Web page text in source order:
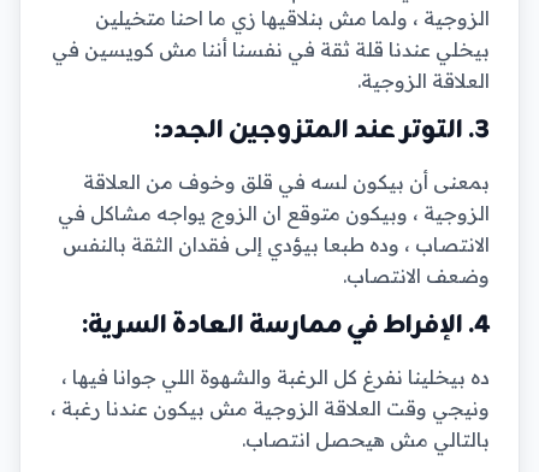
الزوجية ، ولما مش بنلاقيها زي ما احنا متخيلين
بيخلي عندنا قلة ثقة في نفسنا أننا مش كويسين في
العلاقة الزوجية.
3. التوتر عند المتزوجين الجدد:
بمعنى أن بيكون لسه في قلق وخوف من العلاقة
الزوجية ، وبيكون متوقع ان الزوج يواجه مشاكل في
الانتصاب ، وده طبعا بيؤدي إلى فقدان الثقة بالنفس
وضعف الانتصاب.
4. الإفراط في ممارسة العادة السرية:
ده بيخلينا نفرغ كل الرغبة والشهوة اللي جوانا فيها ،
ونيجي وقت العلاقة الزوجية مش بيكون عندنا رغبة ،
بالتالي مش هيحصل انتصاب.